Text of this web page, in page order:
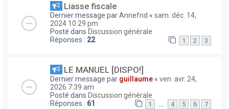
Liasse fiscale
Dernier message parAnnefnd « sam. déc. 14,
2024 10:29 pm
Posté dans Discussion générale
Réponses : 22 1 2 3
LE MANUEL [DISPO!]
Dernier message par guillaume « ven. avr. 24,
2026 7:39 am
Posté dans Discussion générale
Réponses : 61 1 … 4 5 6 7